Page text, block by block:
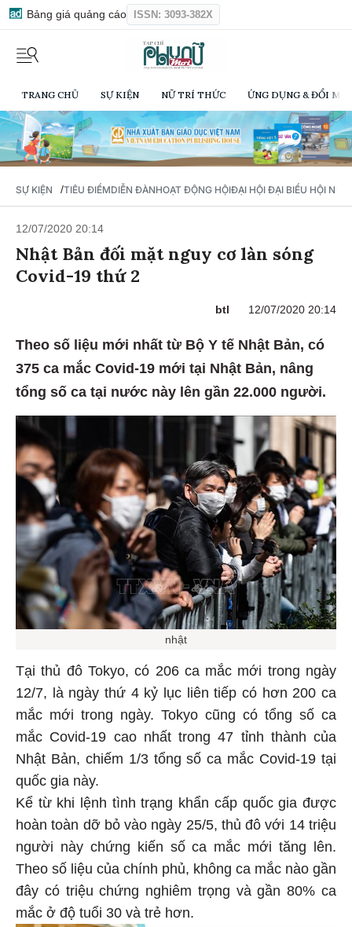
Bảng giá quảng cáo ISSN: 3093-382X
TRANG CHỦ SỰ KIỆN NỮ TRÍ THỨC ỨNG DỤNG & ĐỔI
SỰ KIỆN / TIÊU ĐIỂMDIỄN ĐÀNHOẠT ĐỘNG HỘIĐẠI HỘI ĐẠI BIỂU HỘI NỮ
12/07/2020 20:14
Nhật Bản đối mặt nguy cơ làn sóng
Covid-19 thứ 2
btl 12/07/2020 20:14
Theo số liệu mới nhất từ Bộ Y tế Nhật Bản, có
375 ca mắc Covid-19 mới tại Nhật Bản, nâng
tổng số ca tại nước này lên gần 22.000 người.
nhật
Tại thủ đô Tokyo, có 206 ca mắc mới trong ngày
12/7, là ngày thứ 4 kỷ lục liên tiếp có hơn 200 ca
mắc mới trong ngày. Tokyo cũng có tổng số ca
mắc Covid-19 cao nhất trong 47 tỉnh thành của
Nhật Bản, chiếm 1/3 tổng số ca mắc Covid-19 tại
quốc gia này.
Kể từ khi lệnh tình trạng khẩn cấp quốc gia được
hoàn toàn dỡ bỏ vào ngày 25/5, thủ đô với 14 triệu
người này chứng kiến số ca mắc mới tăng lên.
Theo số liệu của chính phủ, không ca mắc nào gần
đây có triệu chứng nghiêm trọng và gần 80% ca
mắc ở độ tuổi 30 và trẻ hơn.